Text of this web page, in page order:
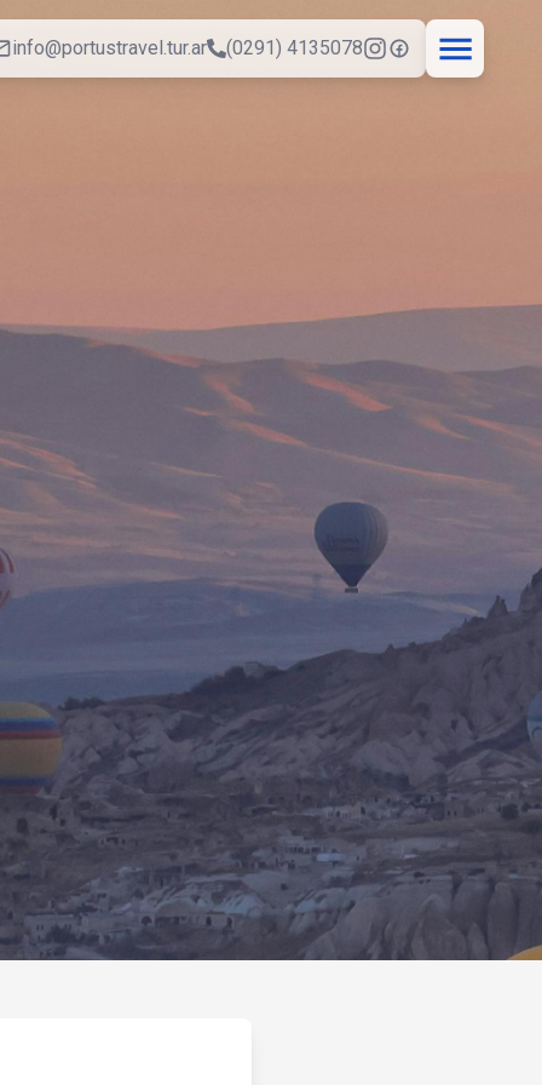
info@portustravel.tur.ar (0291) 4135078